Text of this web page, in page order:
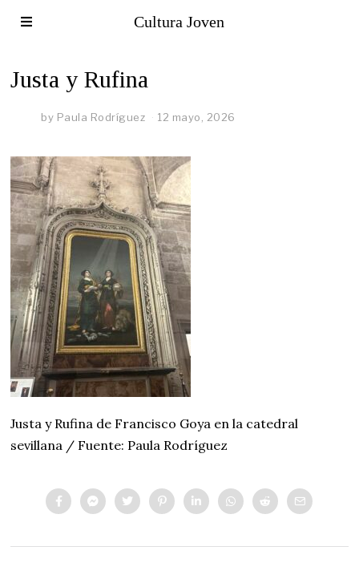
Cultura Joven
Justa y Rufina
by Paula Rodríguez 12 mayo, 2026
Justa y Rufina de Francisco Goya en la catedral
sevillana / Fuente: Paula Rodríguez